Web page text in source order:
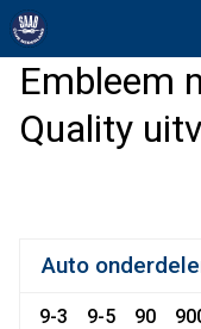
Embleem
Quality
Auto
9-3 9-5 90